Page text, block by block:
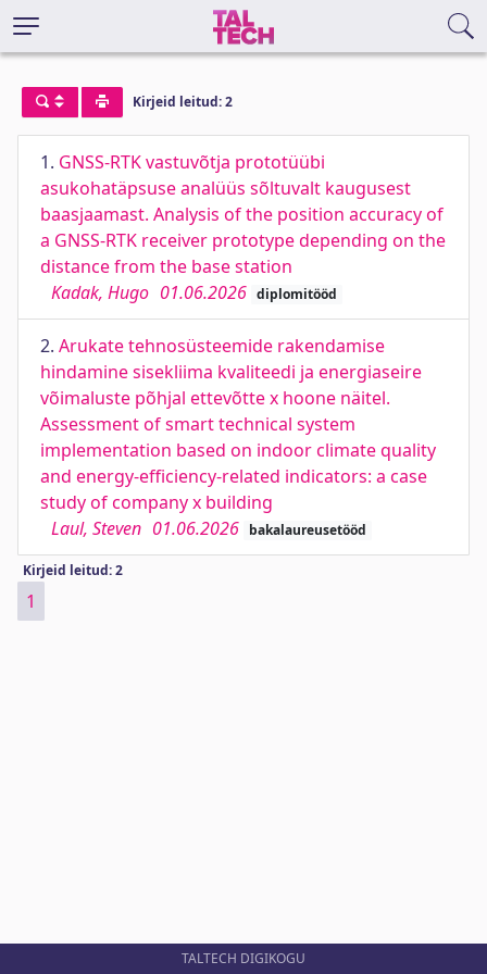
Kirjeid leitud: 2
1. GNSS-RTK vastuvõtja prototüübi
asukohatäpsuse analüüs sõltuvalt kaugusest
baasjaamast. Analysis of the position accuracy of
a GNSS-RTK receiver prototype depending on the
distance from the base station
Kadak, Hugo 01.06.2026 diplomitööd
2. Arukate tehnosüsteemide rakendamise
hindamine sisekliima kvaliteedi ja energiaseire
võimaluste põhjal ettevõtte x hoone näitel.
Assessment of smart technical system
implementation based on indoor climate quality
and energy-efficiency-related indicators: a case
study of company x building
Laul, Steven 01.06.2026 bakalaureusetööd
Kirjeid leitud: 2
1
TALTECH DIGIKOGU